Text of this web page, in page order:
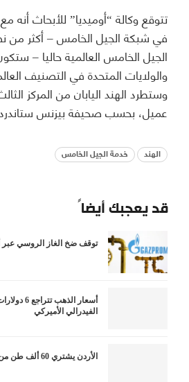
في شبكة الجيل الخامس – أكثر من
الجيل الخامس العالمية حاليا –
عميل، بحسب صحيفة بيزنس
الهند خدمة الجيل الخامس
قد يعجبك أيضاً
توقف ضخ الغاز الروسي عبر
أسعار
الفيدرالي الأميركي
الأردن يشتري 60 ألف طن من القمح في مناقصة